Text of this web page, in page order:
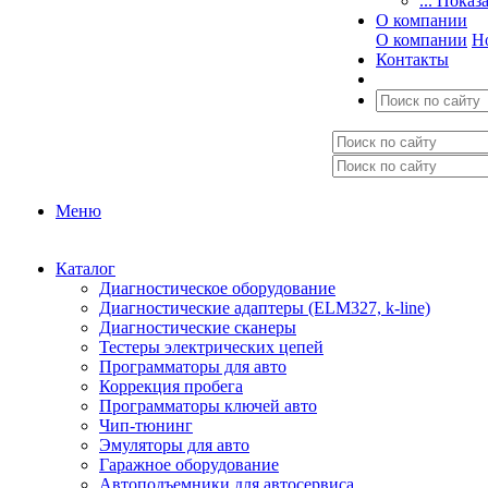
О компании
О компании
Контакты
Меню
Каталог
Диагностическое оборудование
Диагностические адаптеры (ELM327, k-line)
Диагностические сканеры
Тестеры электрических цепей
Программаторы для авто
Коррекция пробега
Программаторы ключей авто
Чип-тюнинг
Эмуляторы для авто
Гаражное оборудование
Автоподъемники для автосервиса